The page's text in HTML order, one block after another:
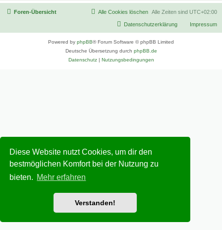
Diese Website nutzt Cookies, um dir den
bestmöglichen Komfort bei der Nutzung zu
bieten. Mehr erfahren
Verstanden!
Foren-Übersicht Alle Zeiten sind UTC+02:00
Alle Cookies löschen
Impressum
Datenschutzerklärung
Powered by phpBB® Forum Software © phpBB Limited
Deutsche Übersetzung durch phpBB.de
Datenschutz| Nutzungsbedingungen